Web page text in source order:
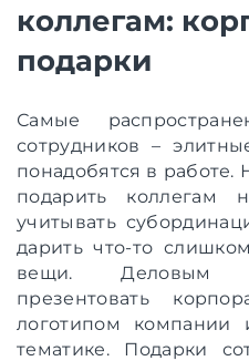
коллегам:
подарки
Самые
сотрудников –
понадобятся в работе.
подарить
учитывать
дарить что-то
вещи. Деловым
презентовать
логотипом
тематике. Подарки